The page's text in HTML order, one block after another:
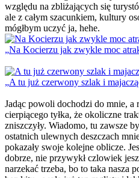
względu na zbliżających się
ale z całym szacunkiem, kultury
mógłbym uczyć ja, hehe.
Na Kocierzu jak zwykle moc
A tu już czerwony szlak i
Jadąc powoli dochodzi do mnie, a
cierpiącego tyłka, że okoliczne
zniszczyły. Wiadomo, tu zawsze
ostatnich ulewnych deszczach
pokazały swoje kolejne oblicze.
dobrze, nie przywykł czlowiek
narzekać trzeba, bo to taka nasza